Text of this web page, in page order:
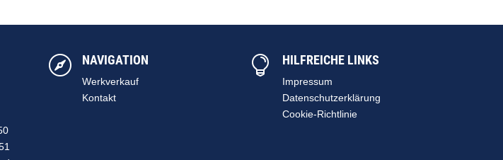
 NAVIGATION
Werkverkauf
Kontakt
 HILFREICHE LINKS
Impressum
Datenschutzerklärung
Cookie-Richtlinie